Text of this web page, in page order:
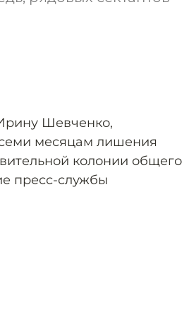
Шевченко,
месяцам лишения
колонии общего
пресс-службы